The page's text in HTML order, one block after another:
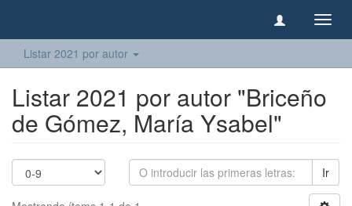
Listar 2021 por autor
Listar 2021 por autor "Briceño
de Gómez, María Ysabel"
Ir